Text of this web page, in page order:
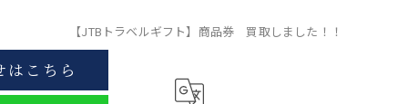
【JTBトラベルギフト】商品券 買取しました！！
はこちら